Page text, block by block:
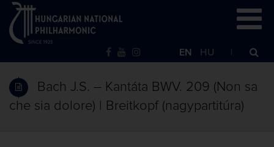
EN HU
Bach J.S. – Kantáta BWV. 209 (Non sa
che sia dolore) | Breitkopf (nagypartitúra)